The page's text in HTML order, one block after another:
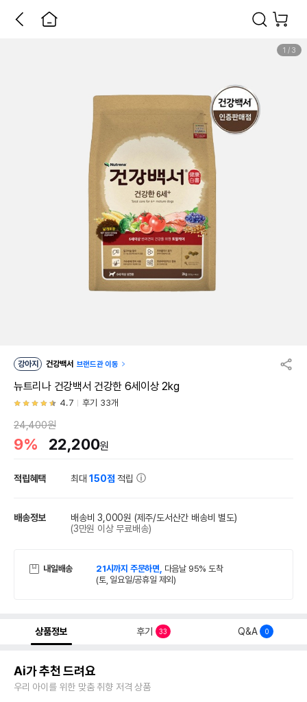
1 / 3
강아지 건강백서 브랜드관 이동
뉴트리나 건강백서 건강한 6세이상 2kg
4.7 후기 33개
24,400원
9% 22,200원
적립혜택 최대150점 적립
배송정보 배송비 3,000원 (제주/도서산간 배송비 별도)
(3만원 이상 무료배송)
내일배송 21시까지 주문하면, 다음날 95% 도착
(토, 일요일/공휴일 제외)
상품정보 후기 33 Q&A 0
Ai가 추천 드려요
우리 아이를 위한 맞춤 취향 저격 상품